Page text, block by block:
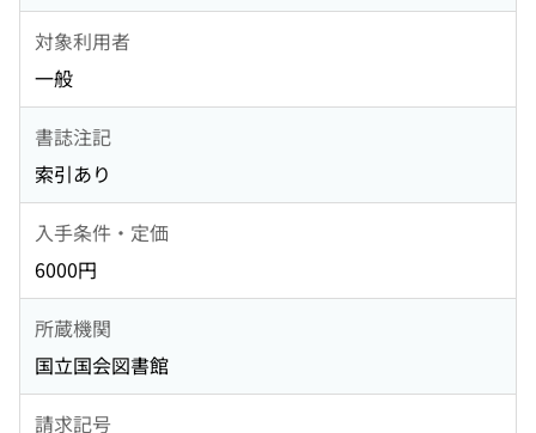
対象利用者
一般
書誌注記
索引あり
入手条件・定価
6000円
所蔵機関
国立国会図書館
請求記号